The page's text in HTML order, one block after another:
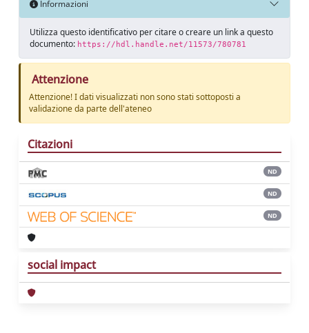
Informazioni
Utilizza questo identificativo per citare o creare un link a questo
documento: https://hdl.handle.net/11573/780781
Attenzione
Attenzione! I dati visualizzati non sono stati sottoposti a
validazione da parte dell'ateneo
Citazioni
ND
ND
ND
social impact